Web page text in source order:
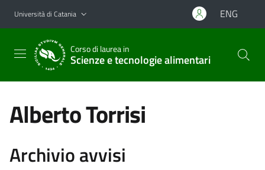
Vai al contenuto principale
Vai al menu di navigazione
Università di Catania ENG
Corso di laurea in
Scienze e tecnologie alimentari
Alberto Torrisi
Archivio avvisi